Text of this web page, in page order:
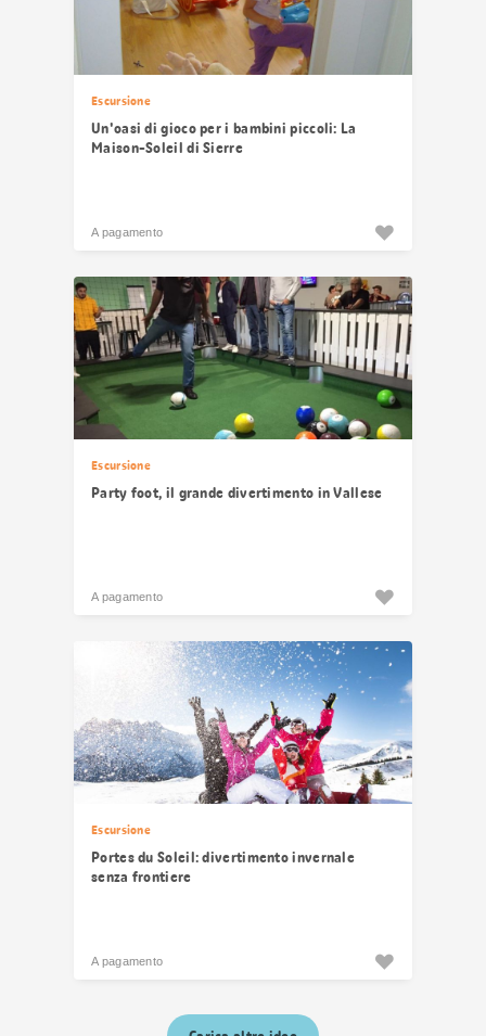
Escursione
Un'oasi di gioco per i bambini piccoli: La
Maison-Soleil di Sierre
A pagamento
Escursione
Party foot, il grande divertimento in Vallese
A pagamento
Escursione
Portes du Soleil: divertimento invernale
senza frontiere
A pagamento